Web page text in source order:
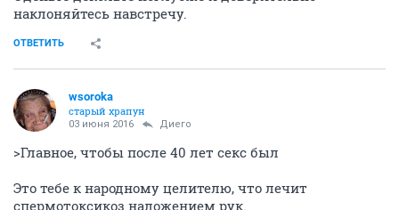
наклоняйтесь навстречу.
ОТВЕТИТЬ
wsoroka
старый храпун
03 июня 2016 Диего
>Главное, чтобы после 40 лет секс был
Это тебе к народному целителю, что лечит
спермотоксикоз наложением рук.